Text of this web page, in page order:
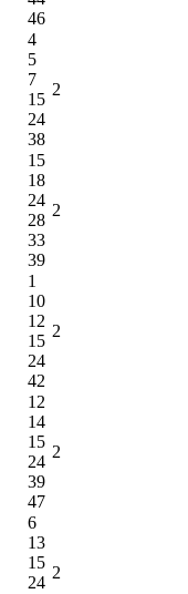
46
4
5
7
15
24
38
2
15
18
24
28
33
39
2
1
10
12
15
24
42
2
12
14
15
24
39
47
2
6
13
15
24
2